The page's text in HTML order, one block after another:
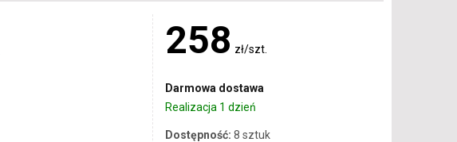
258 zł/szt.
Darmowa dostawa
Realizacja 1 dzień
Dostępność: 8 sztuk